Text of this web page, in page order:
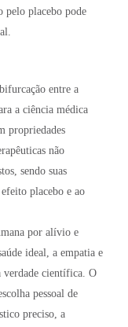
pelo placebo pode
entre a
a ciência médica
propriedades
não
sendo suas
placebo e ao
por alívio e
ideal, a empatia e
verdade científica. O
pessoal de
preciso, a